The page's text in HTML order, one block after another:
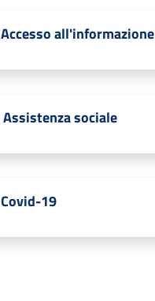
Accesso all'informazione
Assistenza sociale
Covid-19